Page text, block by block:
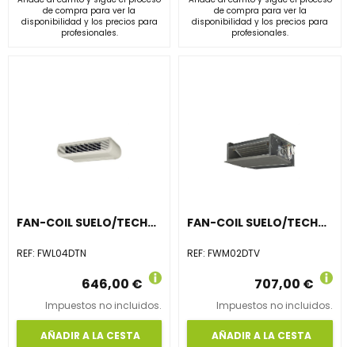
de compra para ver la
disponibilidad y los precios para
profesionales.
de compra para ver la
disponibilidad y los precios para
profesionales.
FAN-COIL SUELO/TECHO CON ENVOLVENTE FWL04DTN
REF: FWL04DTN
646,00 €
Impuestos no incluidos.
AÑADIR A LA CESTA
FAN-COIL SUELO/TECHO SIN ENVOLVENTE FWM02DTV
REF:FWM02DTV
707,00 €
Impuestos no incluidos.
AÑADIR A LA CESTA